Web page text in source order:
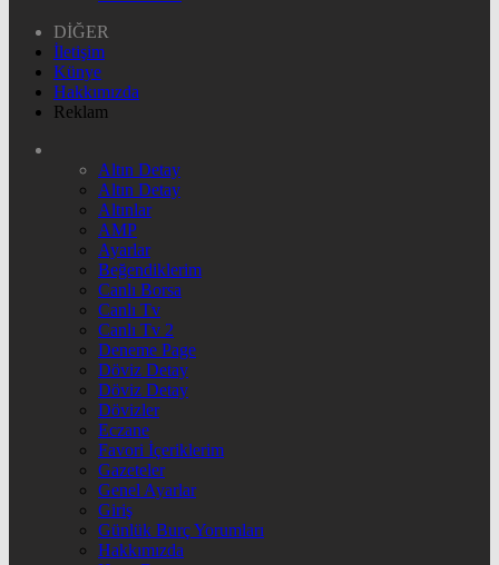
DİĞER
İletişim
Künye
Hakkımızda
Reklam
Altın Detay
Altın Detay
Altınlar
AMP
Ayarlar
Beğendiklerim
Canlı Borsa
Canlı Tv
Canlı Tv 2
Deneme Page
Döviz Detay
Döviz Detay
Dövizler
Eczane
Favori İçeriklerim
Gazeteler
Genel Ayarlar
Giriş
Günlük Burç Yorumları
Hakkımızda